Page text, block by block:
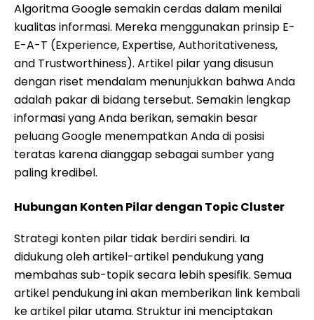
Algoritma Google semakin cerdas dalam menilai
kualitas informasi. Mereka menggunakan prinsip E-
E-A-T (Experience, Expertise, Authoritativeness,
and Trustworthiness). Artikel pilar yang disusun
dengan riset mendalam menunjukkan bahwa Anda
adalah pakar di bidang tersebut. Semakin lengkap
informasi yang Anda berikan, semakin besar
peluang Google menempatkan Anda di posisi
teratas karena dianggap sebagai sumber yang
paling kredibel.
Hubungan Konten Pilar dengan Topic Cluster
Strategi konten pilar tidak berdiri sendiri. Ia
didukung oleh artikel-artikel pendukung yang
membahas sub-topik secara lebih spesifik. Semua
artikel pendukung ini akan memberikan link kembali
ke artikel pilar utama. Struktur ini menciptakan